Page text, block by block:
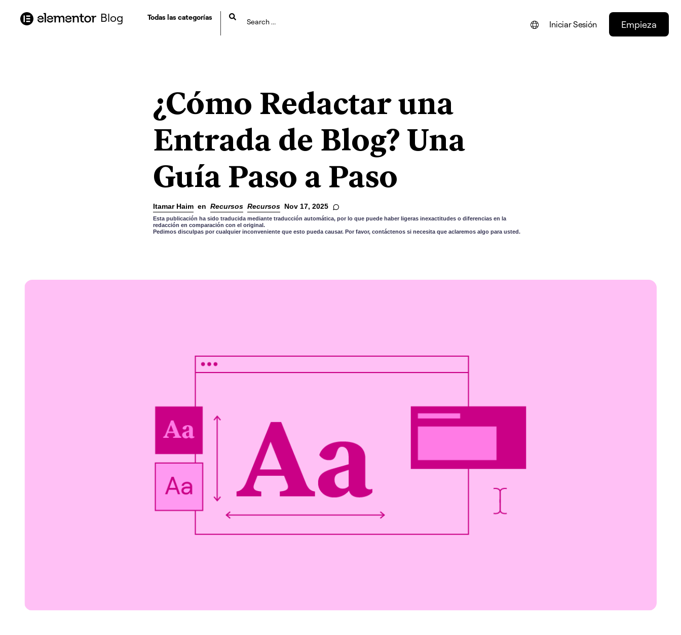
Blog Todas las categorías
Iniciar Sesión Empieza
¿Cómo Redactar una
Entrada de Blog? Una
Guía Paso a Paso
Itamar Haim en Recursos Recursos Nov 17, 2025
Esta publicación ha sido traducida mediante traducción automática, por lo que puede haber ligeras inexactitudes o diferencias en la
redacción en comparación con el original.
Pedimos disculpas por cualquier inconveniente que esto pueda causar. Por favor, contáctenos si necesita que aclaremos algo para usted.